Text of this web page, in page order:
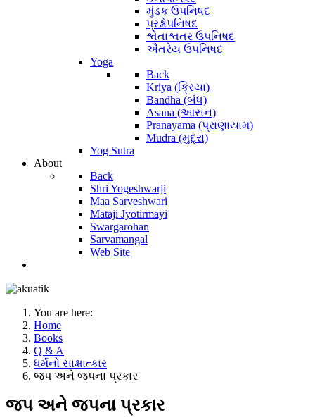
મુંડક ઉપનિષદ
પ્રશ્નોપનિષદ
શ્વેતાશ્વતર ઉપનિષદ
ઐતરેય ઉપનિષદ
Yoga
Back
Kriya (ક્રિયા)
Bandha (બંધ)
Asana (આસન)
Pranayama (પ્રાણાયામ)
Mudra (મુદ્રા)
Yog Sutra
About
Back
Shri Yogeshwarji
Maa Sarveshwari
Mataji Jyotirmayi
Swargarohan
Sarvamangal
Web Site
You are here:
Home
Books
Q & A
ધર્મનો સાક્ષાત્કાર
જપ અને જપના પ્રકાર
જપ અને જપના પ્રકાર